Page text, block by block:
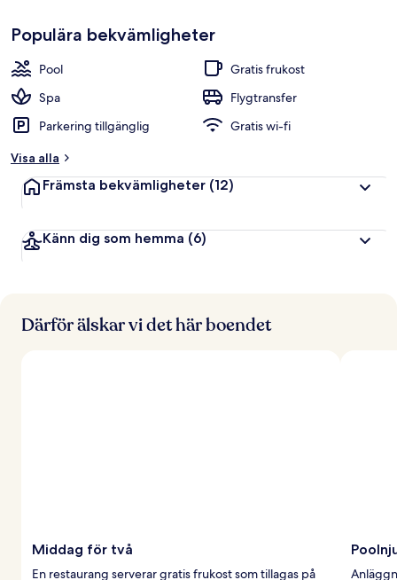
b
r
e
n
Populära bekvämligheter
Pool
Gratis frukost
Spa
Flygtransfer
Parkering tillgänglig
Gratis wi-fi
Visa alla
Främsta bekvämligheter (12)
Känn dig som hemma (6)
Därför älskar vi det här boendet
Middag för två
En restaurang serverar gratis frukost som tillagas på